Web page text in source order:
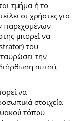
τμήμα ή το
οι χρήστες για
παρεχομένων
μπορεί να
του
την
αυτού,
να
στοιχεία
τόπου